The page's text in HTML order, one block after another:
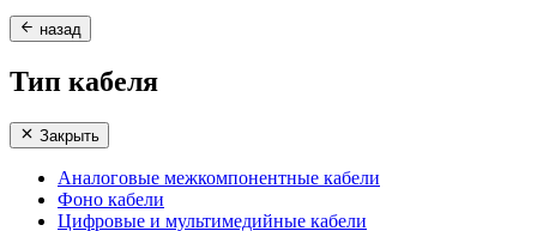
назад
Тип кабеля
Закрыть
Аналоговые межкомпонентные кабели
Фоно кабели
Цифровые и мультимедийные кабели